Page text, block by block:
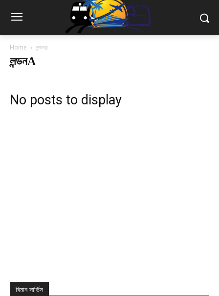
Home লন্ডনa
লন্ডনA
No posts to display
বিমান সার্ভিস